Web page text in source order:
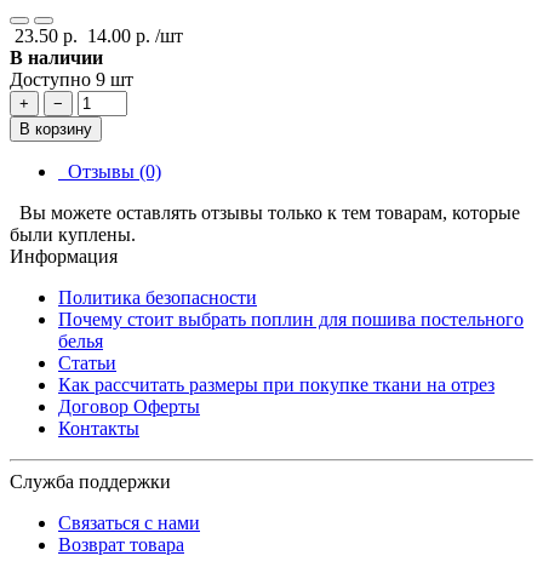
23.50 р. 14.00 р. /шт
В наличии
Доступно 9 шт
+
−
В корзину
Отзывы (0)
Вы можете оставлять отзывы только к тем товарам, которые
были куплены.
Информация
Политика безопасности
Почему стоит выбрать поплин для пошива постельного
белья
Статьи
Как рассчитать размеры при покупке ткани на отрез
Договор Оферты
Контакты
Служба поддержки
Связаться с нами
Возврат товара